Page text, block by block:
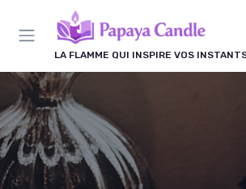
LA FLAMME QUI INSPIRE VOS
Panneau de gestion des cookies